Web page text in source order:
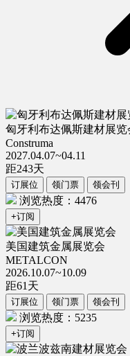
匈牙利布达佩斯建材展览
Construma
2027.04.07~04.11
距243天
订展位 领门票 领会刊
浏览热度：4476
+订阅
美国建筑金属展览会
METALCON
2026.10.07~10.09
距61 天
订展位 领门票 领会刊
浏览热度：5235
+订阅